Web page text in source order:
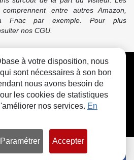
comprennent entre autres Amazon,
Fnac par exemple. Pour plus
nos CGU.
Contact Cookies
à votre disposition, nous
sont nécessaires à son bon
nous avons besoin de
les cookies de statistiques
nos services. En
Paramétrer Accepter